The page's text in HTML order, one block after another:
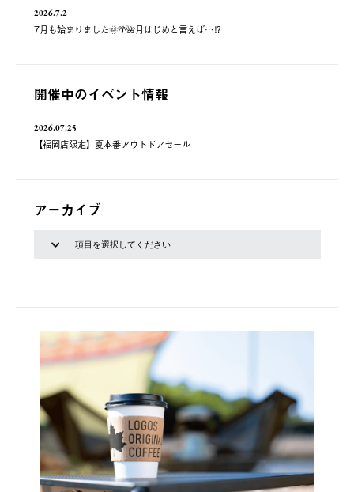
2026.7.2
7月も始まりました🌞🌴🌺月はじめと言えば…⁉️
開催中のイベント情報
2026.07.25
【福岡店限定】夏本番アウトドアセール
アーカイブ